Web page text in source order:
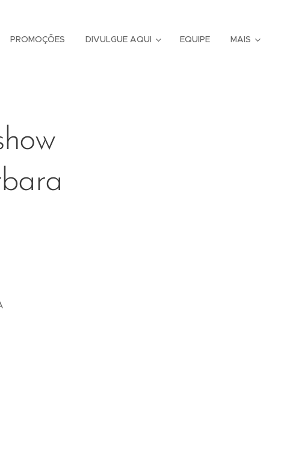
PROMOÇÕES DIVULGUE AQUI EQUIPE MAIS